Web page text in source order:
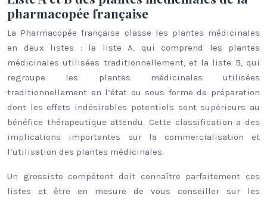
pharmacopée française
La Pharmacopée française classe les plantes médicinales
en deux listes : la liste A, qui comprend les plantes
médicinales utilisées traditionnellement, et la liste B, qui
regroupe les plantes médicinales utilisées
traditionnellement en l’état ou sous forme de préparation
dont les effets indésirables potentiels sont supérieurs au
bénéfice thérapeutique attendu. Cette classification a des
implications importantes sur la commercialisation et
l’utilisation des plantes médicinales.
Un grossiste compétent doit connaître parfaitement ces
listes et être en mesure de vous conseiller sur les